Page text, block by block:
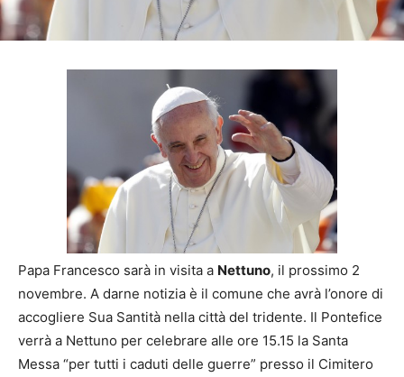
Papa Francesco sarà in visita a Nettuno, il prossimo 2
novembre. A darne notizia è il comune che avrà l’onore di
accogliere Sua Santità nella città del tridente. Il Pontefice
verrà a Nettuno per celebrare alle ore 15.15 la Santa
Messa “per tutti i caduti delle guerre” presso il Cimitero